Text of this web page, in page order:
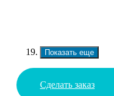
Показать еще
Сделать заказ